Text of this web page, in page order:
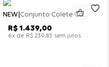
NEW Conjunto Colete Calça Barril Bicolor Alfaiataria - Off White
R$ 1 .439,00
6x de R$ 239,83 sem juros